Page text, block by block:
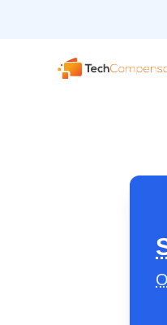
TechCompenso